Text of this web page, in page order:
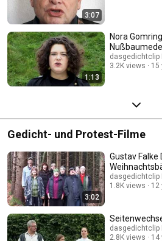
3:07
1:13
Nora
dasgedichtclip
3.2K views
15
Gedicht- und Protest-Filme
3:02
Gustav Falke
dasgedichtclip
1.8K views
12
dasgedichtclip
2.8K views
14